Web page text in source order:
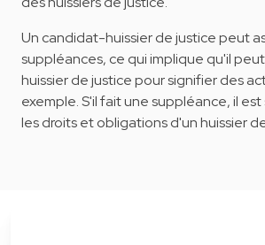
Un candidat-huissier de justice peut
suppléances, ce qui implique qu'il
huissier de justice pour signifier des
exemple. S'il fait une suppléance, il
les droits et obligations d'un huissier